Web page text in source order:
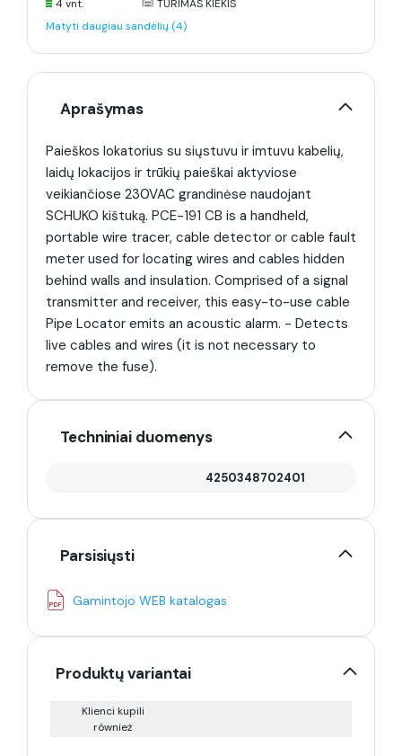
4 vnt.
TURIMAS KIEKIS
Matyti daugiau sandėlių (4)
Aprašymas
Paieškos lokatorius su siųstuvu ir imtuvu kabelių,
laidų lokacijos ir trūkių paieškai aktyviose
veikiančiose 230VAC grandinėse naudojant
SCHUKO kištuką. PCE-191 CB is a handheld,
portable wire tracer, cable detector or cable fault
meter used for locating wires and cables hidden
behind walls and insulation. Comprised of a signal
transmitter and receiver, this easy-to-use cable
Pipe Locator emits an acoustic alarm. - Detects
live cables and wires (it is not necessary to
remove the fuse).
Techniniai duomenys
4250348702401
Parsisiųsti
Gamintojo WEB katalogas
Produktų variantai
Klienci kupili
również